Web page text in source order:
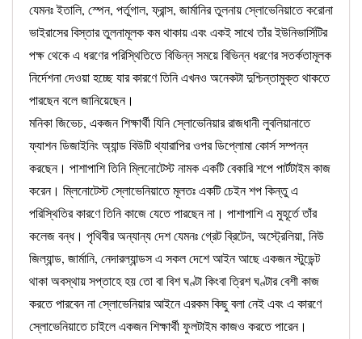
যেমনঃ ইতালি, স্পেন, পর্তুগাল, ফ্রান্স, জার্মানির তুলনায় স্লোভেনিয়াতে করোনা
ভাইরাসের বিস্তার তুলনামূলক কম থাকায় এবং একই সাথে তাঁর ইউনিভার্সিটির
পক্ষ থেকে এ ধরণের পরিস্থিতিতে বিভিন্ন সময়ে বিভিন্ন ধরণের সতর্কতামূলক
নির্দেশনা দেওয়া হচ্ছে যার কারণে তিনি এখনও অনেকটা দুশ্চিন্তামুক্ত থাকতে
পারছেন বলে জানিয়েছেন।
মনিকা জিভেচ, একজন শিক্ষার্থী যিনি স্লোভেনিয়ার রাজধানী লুবলিয়ানাতে
ফ্যাশন ডিজাইনিং অ্যান্ড বিউটি থ্যারাপির ওপর ডিপ্লোমা কোর্স সম্পন্ন
করছেন। পাশাপাশি তিনি ম্লিনোটেস্ট নামক একটি বেকারি শপে পার্টটাইম কাজ
করেন। ম্লিনোটেস্ট স্লোভেনিয়াতে মূলতঃ একটি চেইন শপ কিন্তু এ
পরিস্থিতির কারণে তিনি কাজে যেতে পারছেন না। পাশাপাশি এ মুহূর্তে তাঁর
কলেজ বন্ধ। পৃথিবীর অন্যান্য দেশ যেমনঃ গ্রেট ব্রিটেন, অস্ট্রেলিয়া, নিউ
জিল্যান্ড, জার্মানি, নেদারল্যান্ডস এ সকল দেশে আইন আছে একজন স্টুডেন্ট
থাকা অবস্থায় সপ্তাহে হয় তো বা বিশ ঘণ্টা কিংবা ত্রিশ ঘণ্টার বেশী কাজ
করতে পারবেন না স্লোভেনিয়ার আইনে এরকম কিছু বলা নেই এবং এ কারণে
স্লোভেনিয়াতে চাইলে একজন শিক্ষার্থী ফুলটাইম কাজও করতে পারেন।